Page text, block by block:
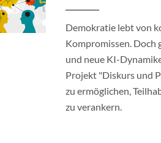
Demokratie lebt von
Kompromissen. Doch
und neue KI-
Projekt "Diskurs und
zu ermöglichen,
zu verankern.